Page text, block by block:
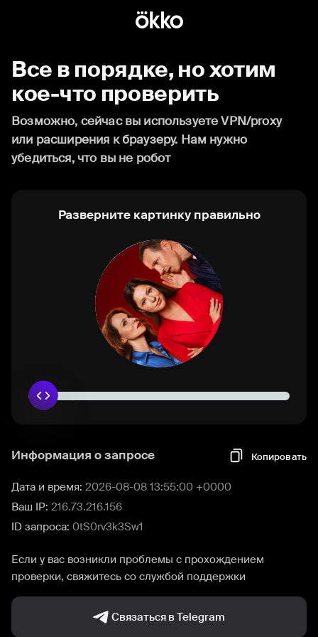
Все в порядке, но хотим
кое-что проверить
Возможно, сейчас вы используете VPN/proxy
или расширения к браузеру. Нам нужно
убедиться, что вы не робот
Разверните картинку правильно
Информация о запросе Копировать
Дата и время: 2026-08-08 13:55:00 +0000
Ваш IP: 216.73.216.156
ID запроса: 0tS0rv3k3Sw1
Если у вас возникли проблемы с прохождением
проверки, свяжитесь со службой поддержки
Связаться в Telegram